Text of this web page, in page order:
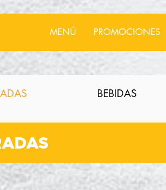
MENÚ PROMOCIONES
BEBIDAS